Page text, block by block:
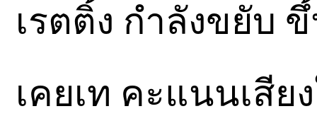
เรตติ้ง กำลังขยับ
เคยเท คะแนนเสี